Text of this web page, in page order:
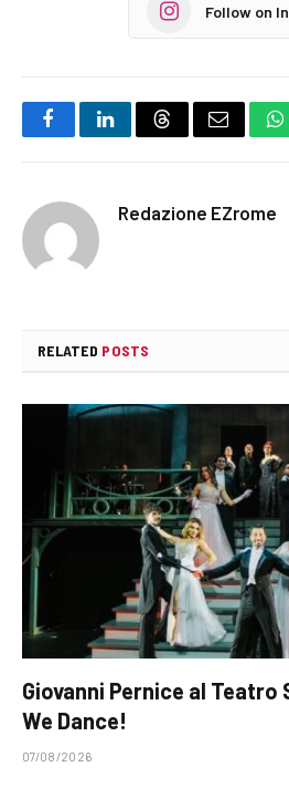
Follow on
FacebookLinkedInThreadsEmail
Redazione EZrome
RELATED POSTS
Giovanni Pernice al Teatro
We Dance!
07/08/2026